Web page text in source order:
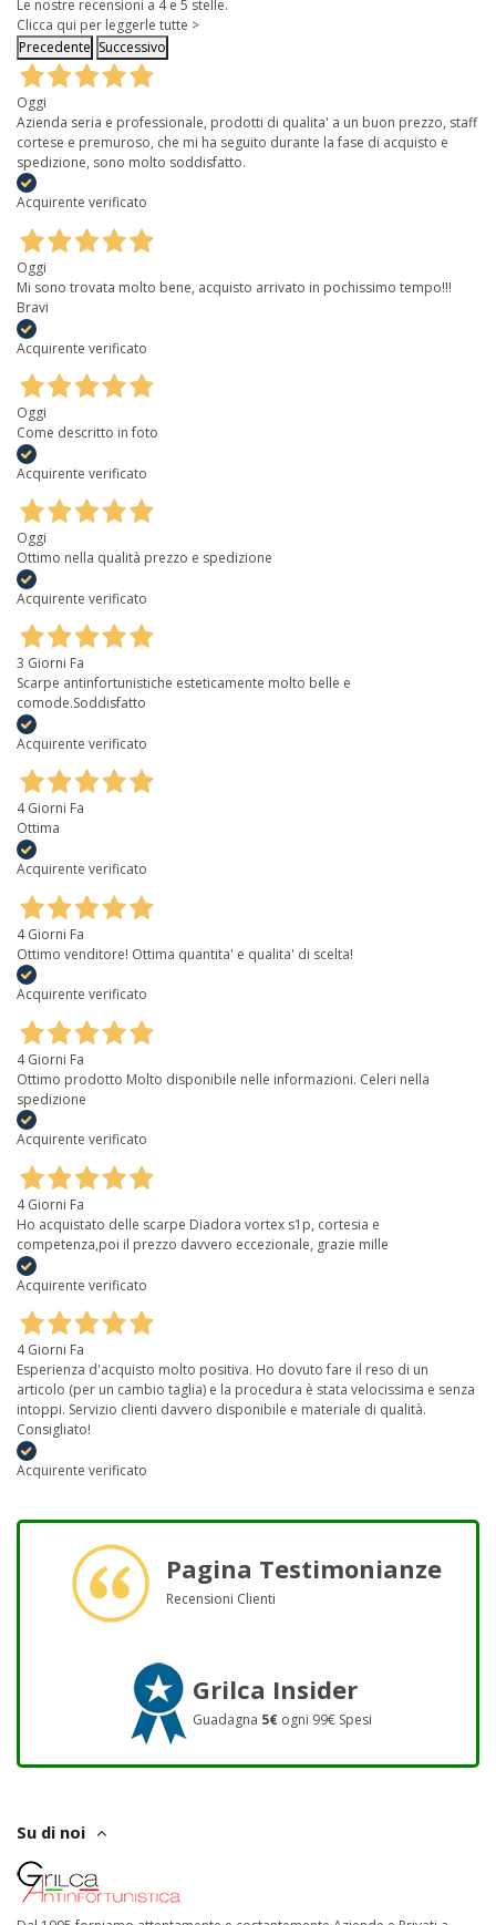
Le nostre recensioni a 4 e 5 stelle.
Clicca qui per leggerle tutte >
Precedente Successivo
Oggi
Azienda seria e professionale, prodotti di qualita' a un buon prezzo, staff
cortese e premuroso, che mi ha seguito durante la fase di acquisto e
spedizione, sono molto soddisfatto.
Acquirente verificato
Oggi
Mi sono trovata molto bene, acquisto arrivato in pochissimo tempo!!!
Bravi
Acquirente verificato
Oggi
Come descritto in foto
Acquirente verificato
Oggi
Ottimo nella qualità prezzo e spedizione
Acquirente verificato
3 Giorni Fa
Scarpe antinfortunistiche esteticamente molto belle e
comode.Soddisfatto
Acquirente verificato
4 Giorni Fa
Ottima
Acquirente verificato
4 Giorni Fa
Ottimo venditore! Ottima quantita' e qualita' di scelta!
Acquirente verificato
4 Giorni Fa
Ottimo prodotto Molto disponibile nelle informazioni. Celeri nella
spedizione
Acquirente verificato
4 Giorni Fa
Ho acquistato delle scarpe Diadora vortex s1p, cortesia e
competenza,poi il prezzo davvero eccezionale, grazie mille
Acquirente verificato
4 Giorni Fa
Esperienza d'acquisto molto positiva. Ho dovuto fare il reso di un
articolo (per un cambio taglia) e la procedura è stata velocissima e senza
intoppi. Servizio clienti davvero disponibile e materiale di qualità.
Consigliato!
Acquirente verificato
Pagina Testimonianze
Recensioni Clienti
Grilca Insider
Guadagna 5€ ogni 99€ Spesi
Su di noi